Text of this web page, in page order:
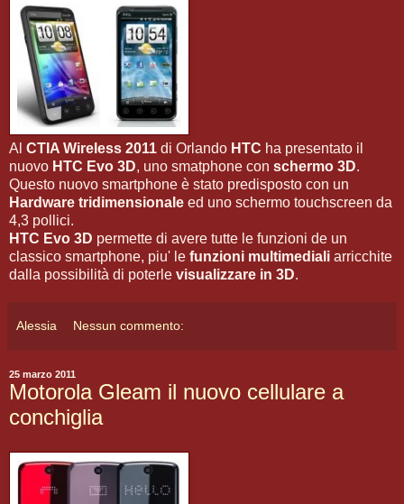
Al CTIA Wireless 2011 di Orlando HTC ha presentato il
nuovo HTC Evo 3D, uno smatphone con schermo 3D.
Questo nuovo smartphone è stato predisposto con un
Hardware tridimensionale ed uno schermo touchscreen da
4,3 pollici.
HTC Evo 3D permette di avere tutte le funzioni de un
classico smartphone, piu' le funzioni multimediali arricchite
dalla possibilità di poterle visualizzare in 3D.
Alessia Nessun commento:
25 marzo 2011
Motorola Gleam il nuovo cellulare a
conchiglia